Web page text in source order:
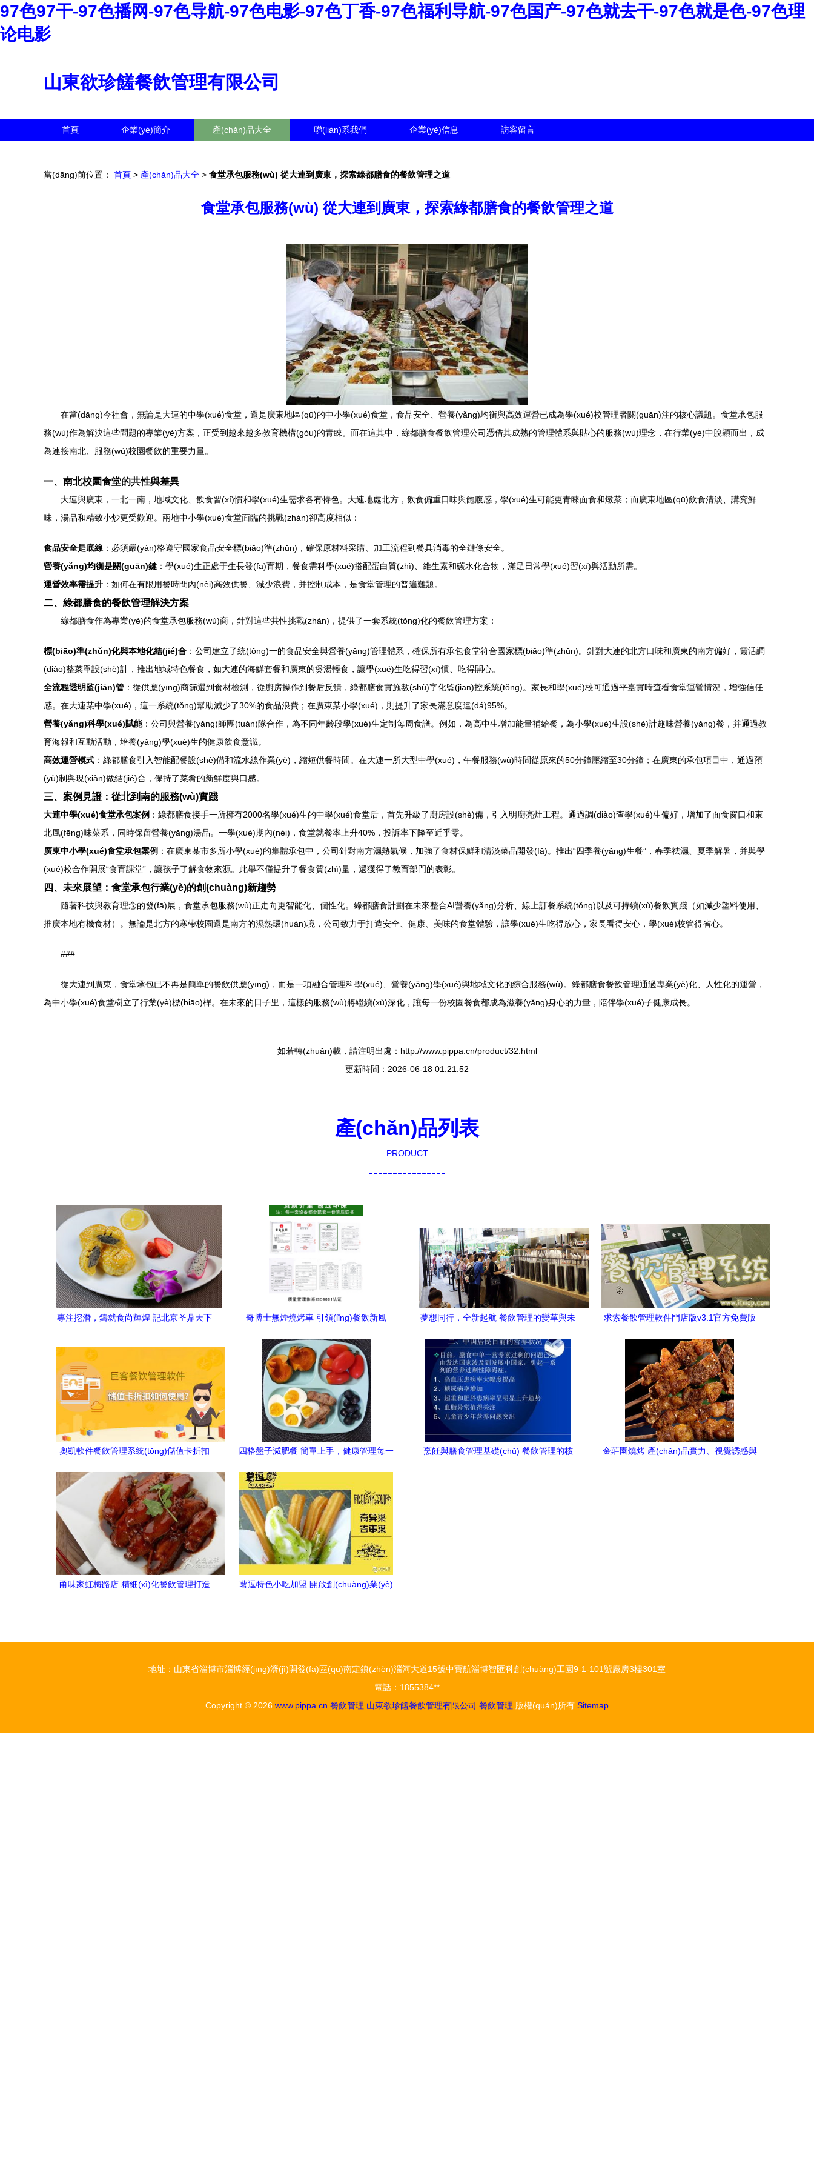
97色97干-97色播网-97色导航-97色电影-97色丁香-97色福利导航-97色国产-97色就去干-97色就是色-97色理
论电影
山東欲珍饈餐飲管理有限公司
首頁 企業(yè)簡介 產(chǎn)品大全 聯(lián)系我們 企業(yè)信息 訪客留言
當(dāng)前位置： 首頁 > 產(chǎn)品大全 > 食堂承包服務(wù) 從大連到廣東，探索綠都膳食的餐飲管理之道
食堂承包服務(wù) 從大連到廣東，探索綠都膳食的餐飲管理之道
在當(dāng)今社會，無論是大連的中學(xué)食堂，還是廣東地區(qū)的中小學(xué)食堂，食品安全、營養(yǎng)均衡與高效運營已成為學(xué)校管理者關(guān)注的核心議題。食堂承包服
務(wù)作為解決這些問題的專業(yè)方案，正受到越來越多教育機構(gòu)的青睞。而在這其中，綠都膳食餐飲管理公司憑借其成熟的管理體系與貼心的服務(wù)理念，在行業(yè)中脫穎而出，成
為連接南北、服務(wù)校園餐飲的重要力量。
一、南北校園食堂的共性與差異
大連與廣東，一北一南，地域文化、飲食習(xí)慣和學(xué)生需求各有特色。大連地處北方，飲食偏重口味與飽腹感，學(xué)生可能更青睞面食和燉菜；而廣東地區(qū)飲食清淡、講究鮮
味，湯品和精致小炒更受歡迎。兩地中小學(xué)食堂面臨的挑戰(zhàn)卻高度相似：
食品安全是底線 ：必須嚴(yán)格遵守國家食品安全標(biāo)準(zhǔn)，確保原材料采購、加工流程到餐具消毒的全鏈條安全。
營養(yǎng)均衡是關(guān)鍵 ：學(xué)生正處于生長發(fā)育期，餐食需科學(xué)搭配蛋白質(zhì)、維生素和碳水化合物，滿足日常學(xué)習(xí)與活動所需。
運營效率需提升 ：如何在有限用餐時間內(nèi)高效供餐、減少浪費，并控制成本，是食堂管理的普遍難題。
二、綠都膳食的餐飲管理解決方案
綠都膳食作為專業(yè)的食堂承包服務(wù)商，針對這些共性挑戰(zhàn)，提供了一套系統(tǒng)化的餐飲管理方案：
標(biāo)準(zhǔn)化與本地化結(jié)合 ：公司建立了統(tǒng)一的食品安全與營養(yǎng)管理體系，確保所有承包食堂符合國家標(biāo)準(zhǔn)。針對大連的北方口味和廣東的南方偏好，靈活調
(diào)整菜單設(shè)計，推出地域特色餐食，如大連的海鮮套餐和廣東的煲湯輕食，讓學(xué)生吃得習(xí)慣、吃得開心。
全流程透明監(jiān)管 ：從供應(yīng)商篩選到食材檢測，從廚房操作到餐后反饋，綠都膳食實施數(shù)字化監(jiān)控系統(tǒng)。家長和學(xué)校可通過平臺實時查看食堂運營情況，增強信任
感。在大連某中學(xué)，這一系統(tǒng)幫助減少了30%的食品浪費；在廣東某小學(xué)，則提升了家長滿意度達(dá)95%。
營養(yǎng)科學(xué)賦能：公司與營養(yǎng)師團(tuán)隊合作，為不同年齡段學(xué)生定制每周食譜。例如，為高中生增加能量補給餐，為小學(xué)生設(shè)計趣味營養(yǎng)餐，并通過教
育海報和互動活動，培養(yǎng)學(xué)生的健康飲食意識。
高效運營模式 ：綠都膳食引入智能配餐設(shè)備和流水線作業(yè)，縮短供餐時間。在大連一所大型中學(xué)，午餐服務(wù)時間從原來的50分鐘壓縮至30分鐘；在廣東的承包項目中，通過預
(yù)制與現(xiàn)做結(jié)合，保持了菜肴的新鮮度與口感。
三、案例見證：從北到南的服務(wù)實踐
大連中學(xué)食堂承包案例 ：綠都膳食接手一所擁有2000名學(xué)生的中學(xué)食堂后，首先升級了廚房設(shè)備，引入明廚亮灶工程。通過調(diào)查學(xué)生偏好，增加了面食窗口和東
北風(fēng)味菜系，同時保留營養(yǎng)湯品。一學(xué)期內(nèi)，食堂就餐率上升40%，投訴率下降至近乎零。
廣東中小學(xué)食堂承包案例 ：在廣東某市多所小學(xué)的集體承包中，公司針對南方濕熱氣候，加強了食材保鮮和清淡菜品開發(fā)。推出“四季養(yǎng)生餐”，春季祛濕、夏季解暑，并與學
(xué)校合作開展“食育課堂”，讓孩子了解食物來源。此舉不僅提升了餐食質(zhì)量，還獲得了教育部門的表彰。
四、未來展望：食堂承包行業(yè)的創(chuàng)新趨勢
隨著科技與教育理念的發(fā)展，食堂承包服務(wù)正走向更智能化、個性化。綠都膳食計劃在未來整合AI營養(yǎng)分析、線上訂餐系統(tǒng)以及可持續(xù)餐飲實踐（如減少塑料使用、
推廣本地有機食材）。無論是北方的寒帶校園還是南方的濕熱環(huán)境，公司致力于打造安全、健康、美味的食堂體驗，讓學(xué)生吃得放心，家長看得安心，學(xué)校管得省心。
###
從大連到廣東，食堂承包已不再是簡單的餐飲供應(yīng)，而是一項融合管理科學(xué)、營養(yǎng)學(xué)與地域文化的綜合服務(wù)。綠都膳食餐飲管理通過專業(yè)化、人性化的運營，
為中小學(xué)食堂樹立了行業(yè)標(biāo)桿。在未來的日子里，這樣的服務(wù)將繼續(xù)深化，讓每一份校園餐食都成為滋養(yǎng)身心的力量，陪伴學(xué)子健康成長。
如若轉(zhuǎn)載，請注明出處：http://www.pippa.cn/product/32.html
更新時間：2026-06-18 01:21:52
產(chǎn)品列表
PRODUCT
----------------
專注挖潛，鑄就食尚輝煌 記北京圣鼎天下
奇博士無煙燒烤車 引領(lǐng)餐飲新風
夢想同行，全新起航 餐飲管理的變革與未
求索餐飲管理軟件門店版v3.1官方免費版
奧凱軟件餐飲管理系統(tǒng)儲值卡折扣
度
四格盤子減肥餐 簡單上手，健康管理每一
烹飪與膳食管理基礎(chǔ) 餐飲管理的核
金莊園燒烤 產(chǎn)品實力、視覺誘惑與
甬味家虹梅路店 精細(xì)化餐飲管理打造
薯逗特色小吃加盟 開啟創(chuàng)業(yè)
地址：山東省淄博市淄博經(jīng)濟(jì)開發(fā)區(qū)南定鎮(zhèn)淄河大道15號中寶航淄博智匯科創(chuàng)工園9-1-101號廠房3樓301室
電話：1855384**
Copyright © 2026 www.pippa.cn 餐飲管理 山東欲珍饈餐飲管理有限公司 餐飲管理 版權(quán)所有 Sitemap